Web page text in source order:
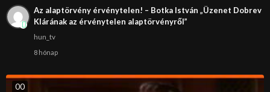
Az alaptörvény érvénytelen! – Botka István „Üzenet Dobrev
Klárának az érvénytelen alaptörvényről”
hun_tv
8 hónap
00